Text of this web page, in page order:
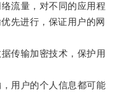
流量，对不同的应用程
先进行，保证用户的网
传输加密技术，保护用
用户的个人信息都可能